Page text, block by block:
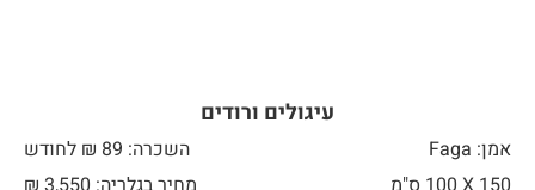
עיגולים ורודים
אמן: Faga
השכרה: 89 ₪ לחודש